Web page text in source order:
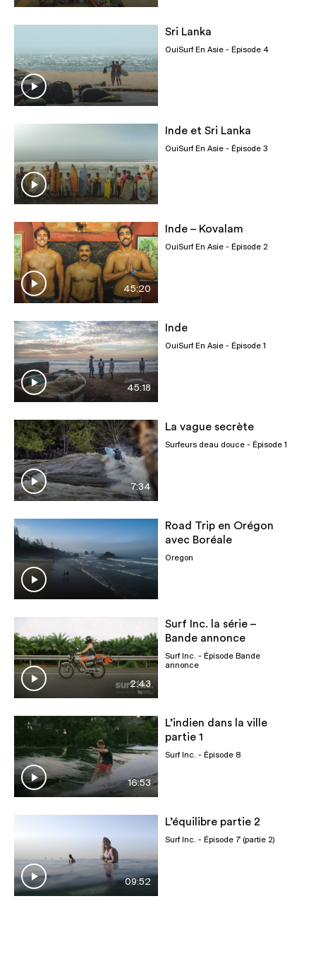
Sri Lanka
OuiSurf En Asie - Épisode 4
Inde et Sri Lanka
OuiSurf En Asie - Épisode 3
45:20
Inde – Kovalam
OuiSurf En Asie - Épisode 2
45:18
Inde
OuiSurf En Asie - Épisode 1
7:34
La vague secrète
Surfeurs deau douce - Épisode 1
Road Trip en Orégon
avec Boréale
Oregon
2:43
Surf Inc. la série –
Bande annonce
Surf Inc. - Épisode Bande
annonce
16:53
L’indien dans la ville
partie 1
Surf Inc. - Épisode 8
09:52
L’équilibre partie 2
Surf Inc. - Épisode 7 (partie 2)